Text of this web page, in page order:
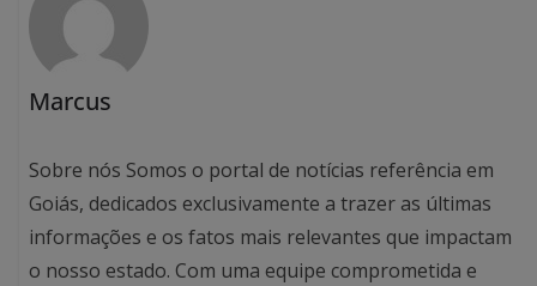
Marcus
Sobre nós Somos o portal de notícias referência em
Goiás, dedicados exclusivamente a trazer as últimas
informações e os fatos mais relevantes que impactam
o nosso estado. Com uma equipe comprometida e